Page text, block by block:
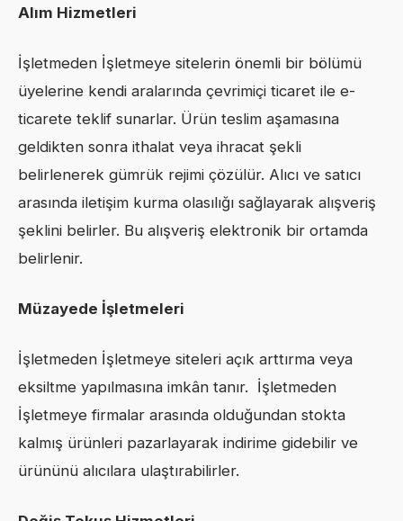
Alım Hizmetleri
İşletmeden İşletmeye sitelerin önemli bir bölümü
üyelerine kendi aralarında çevrimiçi ticaret ile e-
ticarete teklif sunarlar. Ürün teslim aşamasına
geldikten sonra ithalat veya ihracat şekli
belirlenerek gümrük rejimi çözülür. Alıcı ve satıcı
arasında iletişim kurma olasılığı sağlayarak alışveriş
şeklini belirler. Bu alışveriş elektronik bir ortamda
belirlenir.
Müzayede İşletmeleri
İşletmeden İşletmeye siteleri açık arttırma veya
eksiltme yapılmasına imkân tanır. İşletmeden
İşletmeye firmalar arasında olduğundan stokta
kalmış ürünleri pazarlayarak indirime gidebilir ve
ürününü alıcılara ulaştırabilirler.